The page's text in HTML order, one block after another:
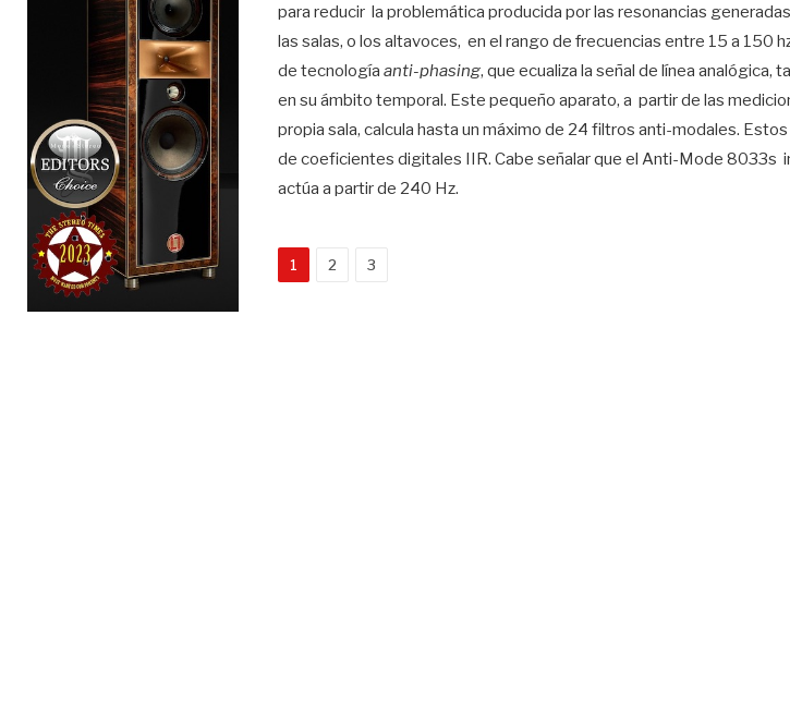
para reducir la problemática producida por las resonancias
las salas, o los altavoces, en el rango de frecuencias entre 15 a 150
de tecnología anti-phasing, que ecualiza la señal de línea
en su ámbito temporal. Este pequeño aparato, a partir de las
propia sala, calcula hasta un máximo de 24 filtros anti-modales.
de coeficientes digitales IIR. Cabe señalar que el Anti-Mode 8033s
actúa a partir de 240 Hz.
1 2 3